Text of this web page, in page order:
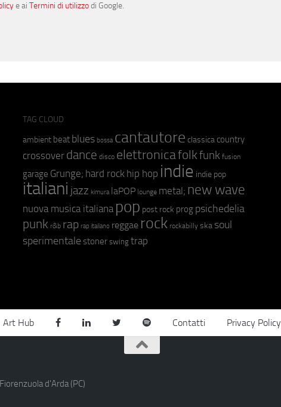
e ai Termini di utilizzodi Google.
TAG CLOUD
ambient beat blues bossa cantautore classica country
crossover dance disco elettronicafolkfunk fusion
garage Grunge; hard rock hip hop indie indie pop
italiani jazz kimura laPOP lounge metal; new wave
nuova musica italiana pop post rock prog psichedelia
punk r&b rap rap italiano reggae rock rockabilly ska soul
sperimentale stoner swing trap
Art Hub Contatti Privacy Policy
d'Arda (PC)